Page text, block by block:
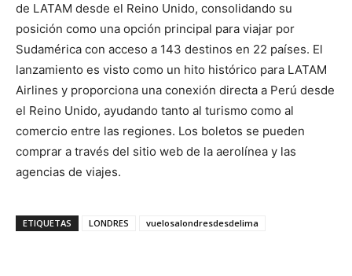
de LATAM desde el Reino Unido, consolidando su
posición como una opción principal para viajar por
Sudamérica con acceso a 143 destinos en 22 países. El
lanzamiento es visto como un hito histórico para LATAM
Airlines y proporciona una conexión directa a Perú desde
el Reino Unido, ayudando tanto al turismo como al
comercio entre las regiones. Los boletos se pueden
comprar a través del sitio web de la aerolínea y las
agencias de viajes.
ETIQUETAS LONDRES vuelosalondresdesdelima